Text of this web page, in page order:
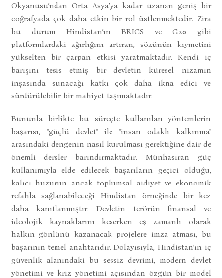
Okyanusu’ndan Orta Asya’ya kadar uzanan geniş bir
coğrafyada çok daha etkin bir rol üstlenmektedir. Zira
bu durum Hindistan’ın BRICS ve G20 gibi
platformlardaki ağırlığını artıran, sözünün kıymetini
yükselten bir çarpan etkisi yaratmaktadır. Kendi iç
barışını tesis etmiş bir devletin küresel nizamın
inşasında sunacağı katkı çok daha ikna edici ve
sürdürülebilir bir mahiyet taşımaktadır.
Bununla birlikte bu süreçte kullanılan yöntemlerin
başarısı, "güçlü devlet" ile "insan odaklı kalkınma"
arasındaki dengenin nasıl kurulması gerektiğine dair de
önemli dersler barındırmaktadır. Münhasıran güç
kullanımıyla elde edilecek başarıların geçici olduğu,
kalıcı huzurun ancak toplumsal aidiyet ve ekonomik
refahla sağlanabileceği Hindistan örneğinde bir kez
daha kanıtlanmıştır. Devletin terörün finansal ve
ideolojik kaynaklarını keserken eş zamanlı olarak
halkın gönlünü kazanacak projelere imza atması, bu
başarının temel anahtarıdır. Dolayısıyla, Hindistan’ın iç
güvenlik alanındaki bu sessiz devrimi, modern devlet
yönetimi ve kriz yönetimi açısından özgün bir model